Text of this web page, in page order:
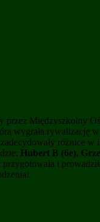
Międzyszkolny
wygrała
różnice
Hubert B (6e),
i